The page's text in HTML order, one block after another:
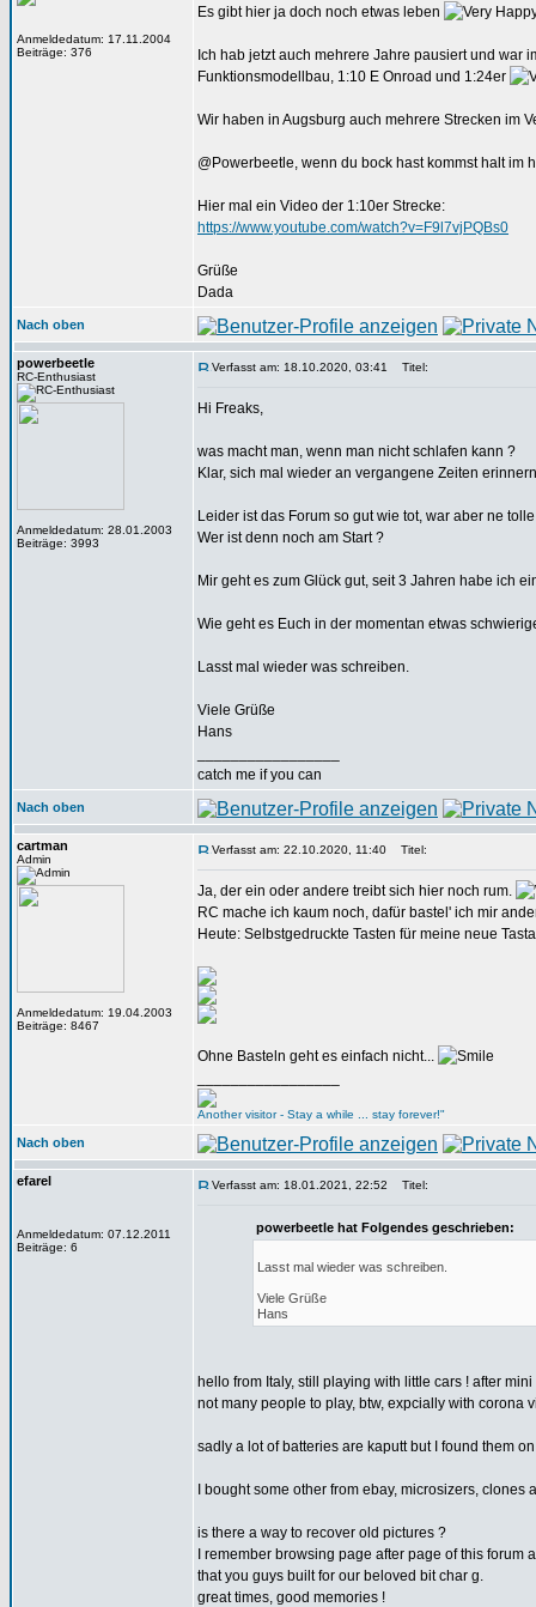
Anmeldedatum: 17.11.2004
Beiträge: 376
Es gibt hier ja doch noch etwas leben
Ich hab jetzt auch mehrere Jahre pausiert und war
Funktionsmodellbau, 1:10 E Onroad und 1:24er
Wir haben in Augsburg auch mehrere Strecken im
@Powerbeetle, wenn du bock hast kommst halt
Hier mal ein Video der 1:10er Strecke:
https://www.youtube.com/watch?v=F9l7vjPQBs0
Grüße
Dada
Nach oben
powerbeetle
RC-Enthusiast
Anmeldedatum: 28.01.2003
Beiträge: 3993
Verfasst am: 18.10.2020, 03:41 Titel:
Hi Freaks,
was macht man, wenn man nicht schlafen kann ?
Klar, sich mal wieder an vergangene Zeiten
Leider ist das Forum so gut wie tot, war aber ne
Wer ist denn noch am Start ?
Mir geht es zum Glück gut, seit 3 Jahren habe ich
Wie geht es Euch in der momentan etwas
Lasst mal wieder was schreiben.
Viele Grüße
Hans
catch me if you can
Nach oben
cartman
Admin
Anmeldedatum: 19.04.2003
Beiträge: 8467
Verfasst am: 22.10.2020, 11:40 Titel:
Ja, der ein oder andere treibt sich hier noch rum.
RC mache ich kaum noch, dafür bastel' ich mir
Heute: Selbstgedruckte Tasten für meine neue
Ohne Basteln geht es einfach nicht...
Another visitor - Stay a while ... stay forever!"
Nach oben
efarel
Anmeldedatum: 07.12.2011
Beiträge: 6
Verfasst am: 18.01.2021, 22:52 Titel:
powerbeetle hat Folgendes geschrieben:
Lasst mal wieder was schreiben.
Viele Grüße
Hans
hello from Italy, still playing with little cars ! after
not many people to play, btw, expcially with corona
sadly a lot of batteries are kaputt but I found them
I bought some other from ebay, microsizers,
is there a way to recover old pictures ?
I remember browsing page after page of this forum
that you guys built for our beloved bit char g.
great times, good memories !